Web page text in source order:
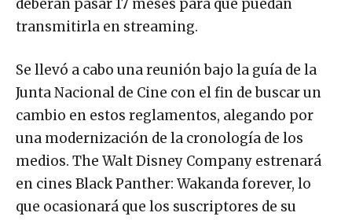
deberán pasar 17 meses para que puedan
transmitirla en streaming.
Se llevó a cabo una reunión bajo la guía de la
Junta Nacional de Cine con el fin de buscar un
cambio en estos reglamentos, alegando por
una modernización de la cronología de los
medios. The Walt Disney Company estrenará
en cines Black Panther: Wakanda forever, lo
que ocasionará que los suscriptores de su